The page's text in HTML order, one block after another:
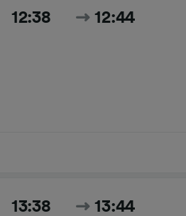
12:38 12:44
13:38 13:44